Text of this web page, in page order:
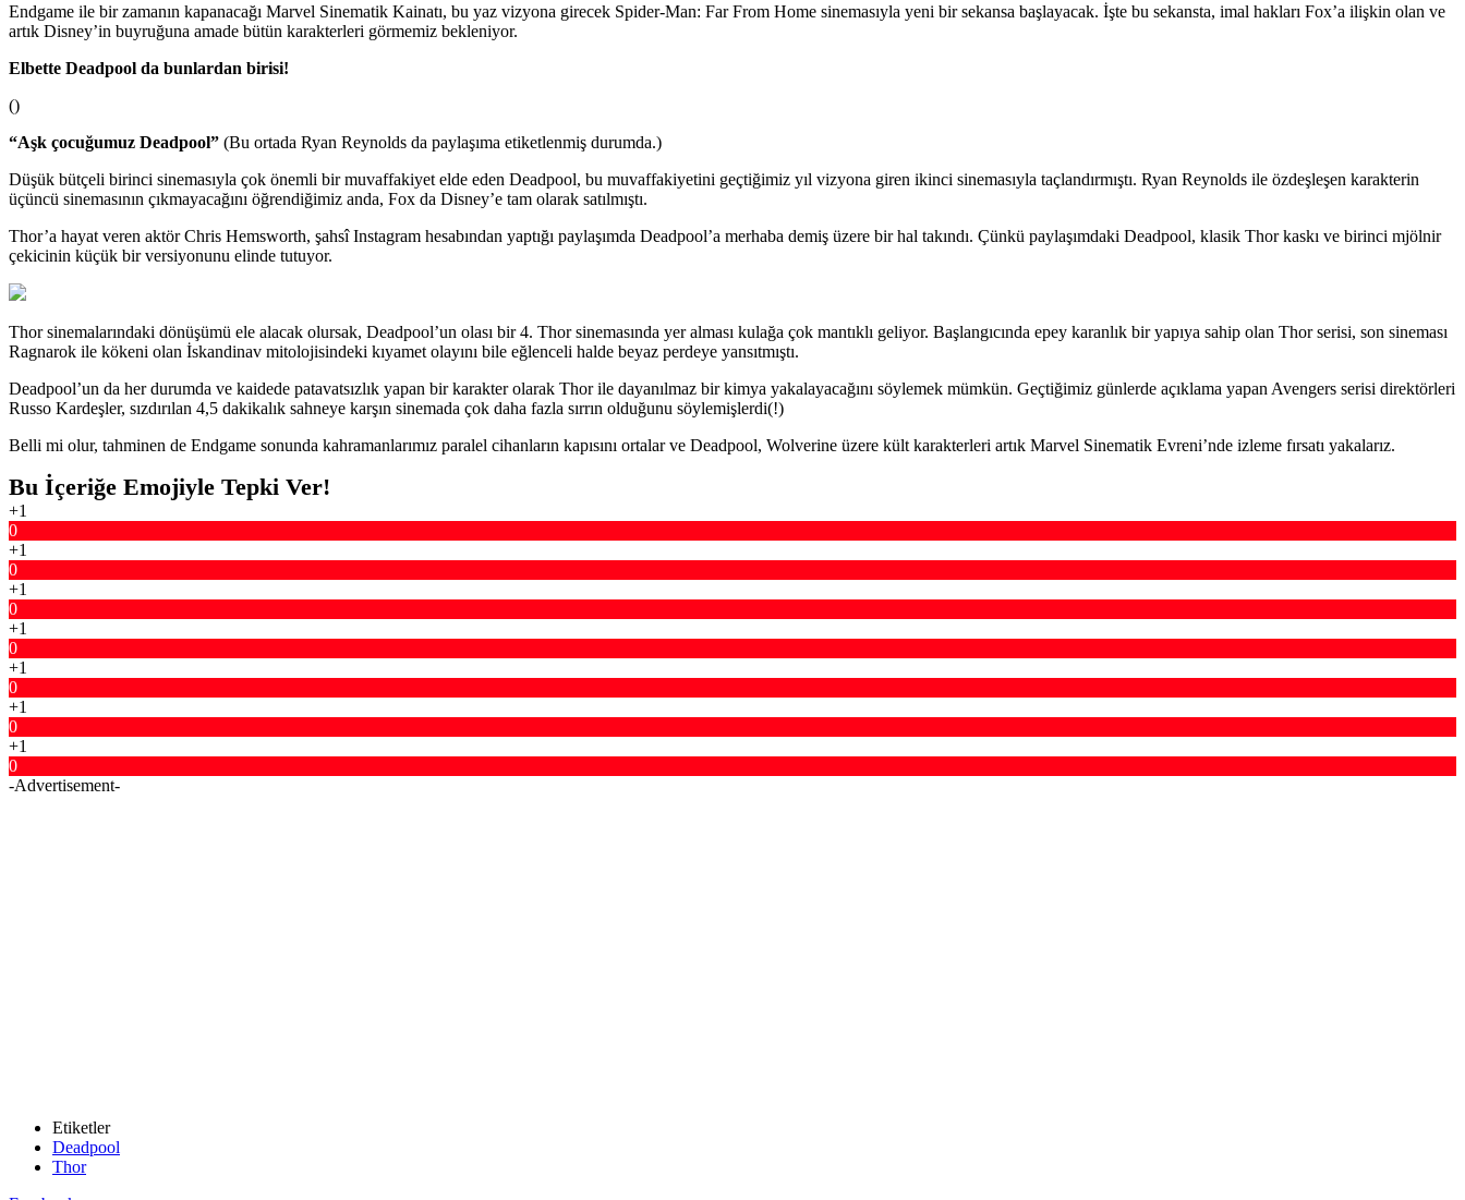
Endgame ile bir zamanın kapanacağı Marvel Sinematik Kainatı, bu yaz vizyona girecek Spider-Man: Far From Home sinemasıyla yeni bir sekansa başlayacak. İşte bu sekansta, imal hakları Fox’a ilişkin olan ve
artık Disney’in buyruğuna amade bütün karakterleri görmemiz bekleniyor.
Elbette Deadpool da bunlardan birisi!
()
“Aşk çocuğumuz Deadpool” (Bu ortada Ryan Reynolds da paylaşıma etiketlenmiş durumda.)
Düşük bütçeli birinci sinemasıyla çok önemli bir muvaffakiyet elde eden Deadpool, bu muvaffakiyetini geçtiğimiz yıl vizyona giren ikinci sinemasıyla taçlandırmıştı. Ryan Reynolds ile özdeşleşen karakterin
üçüncü sinemasının çıkmayacağını öğrendiğimiz anda, Fox da Disney’e tam olarak satılmıştı.
Thor’a hayat veren aktör Chris Hemsworth, şahsî Instagram hesabından yaptığı paylaşımda Deadpool’a merhaba demiş üzere bir hal takındı. Çünkü paylaşımdaki Deadpool, klasik Thor kaskı ve birinci mjölnir
çekicinin küçük bir versiyonunu elinde tutuyor.
Thor sinemalarındaki dönüşümü ele alacak olursak, Deadpool’un olası bir 4. Thor sinemasında yer alması kulağa çok mantıklı geliyor. Başlangıcında epey karanlık bir yapıya sahip olan Thor serisi, son sineması
Ragnarok ile kökeni olan İskandinav mitolojisindeki kıyamet olayını bile eğlenceli halde beyaz perdeye yansıtmıştı.
Deadpool’un da her durumda ve kaidede patavatsızlık yapan bir karakter olarak Thor ile dayanılmaz bir kimya yakalayacağını söylemek mümkün. Geçtiğimiz günlerde açıklama yapan Avengers serisi direktörleri
Russo Kardeşler, sızdırılan 4,5 dakikalık sahneye karşın sinemada çok daha fazla sırrın olduğunu söylemişlerdi(!)
Belli mi olur, tahminen de Endgame sonunda kahramanlarımız paralel cihanların kapısını ortalar ve Deadpool, Wolverine üzere kült karakterleri artık Marvel Sinematik Evreni’nde izleme fırsatı yakalarız.
Bu İçeriğe Emojiyle Tepki Ver!
+1
0
+1
0
+1
0
+1
0
+1
0
+1
0
+1
0
-Advertisement-
Etiketler
Deadpool
Thor